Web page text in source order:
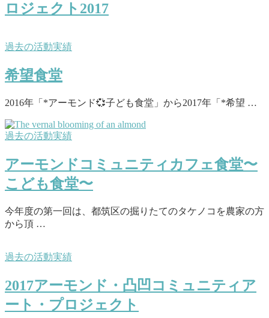
ロジェクト2017
過去の活動実績
希望食堂
2016年「*アーモンド💞子ども食堂」から2017年「*希望 …
過去の活動実績
アーモンドコミュニティカフェ食堂〜
こども食堂〜
今年度の第一回は、都筑区の掘りたてのタケノコを農家の方
から頂 …
過去の活動実績
2017アーモンド・凸凹コミュニティア
ート・プロジェクト